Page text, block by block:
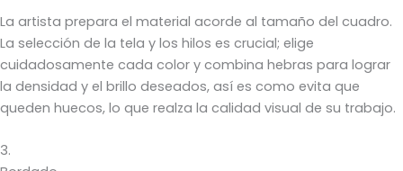
La artista prepara el material acorde al tamaño del cuadro.
La selección de la tela y los hilos es crucial; elige
cuidadosamente cada color y combina hebras para lograr
la densidad y el brillo deseados, así es como evita que
queden huecos, lo que realza la calidad visual de su trabajo.
3.